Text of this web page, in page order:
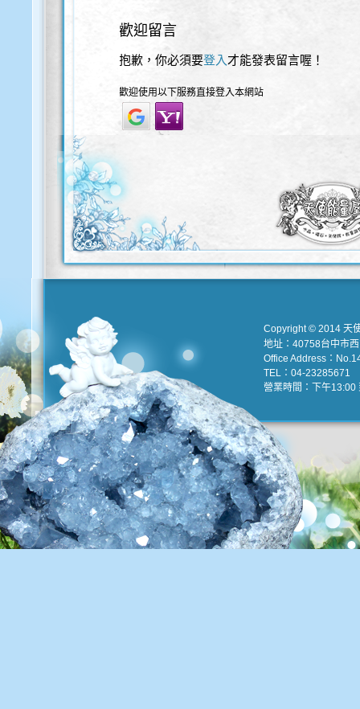
歡迎留言
抱歉，你必須要登入 才能發表留言喔！
歡迎使用以下服務直接登入本網站
Copyright © 2014 天
地址：40758台中市
Office Address：
TEL：04-23285671
營業時間：下午13:00